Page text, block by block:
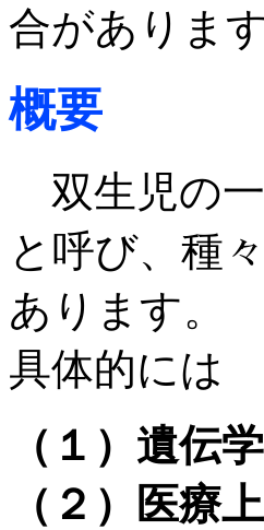
合があります
概要
双生児の
と呼び、種
あります。
具体的には
（１）遺伝
（２）医療